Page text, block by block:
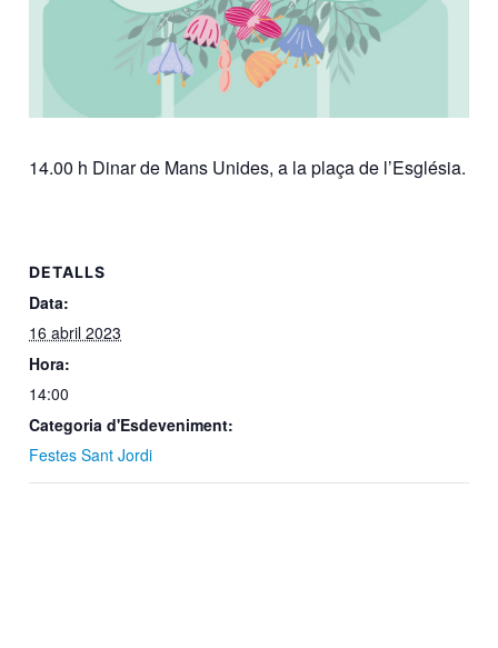
14.00 h Dinar de Mans Unides, a la plaça de l’Església.
DETALLS
Data:
16 abril 2023
Hora:
14:00
Categoria d'Esdeveniment:
Festes Sant Jordi